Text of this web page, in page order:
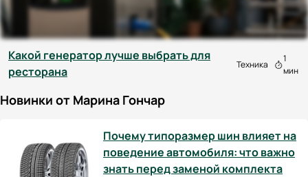
Какой генератор лучше выбрать для
ресторана
Техника
1
мин
Новинки от Марина Гончар
Почему типоразмер шин влияет на
поведение автомобиля: что важно
знать перед заменой комплекта